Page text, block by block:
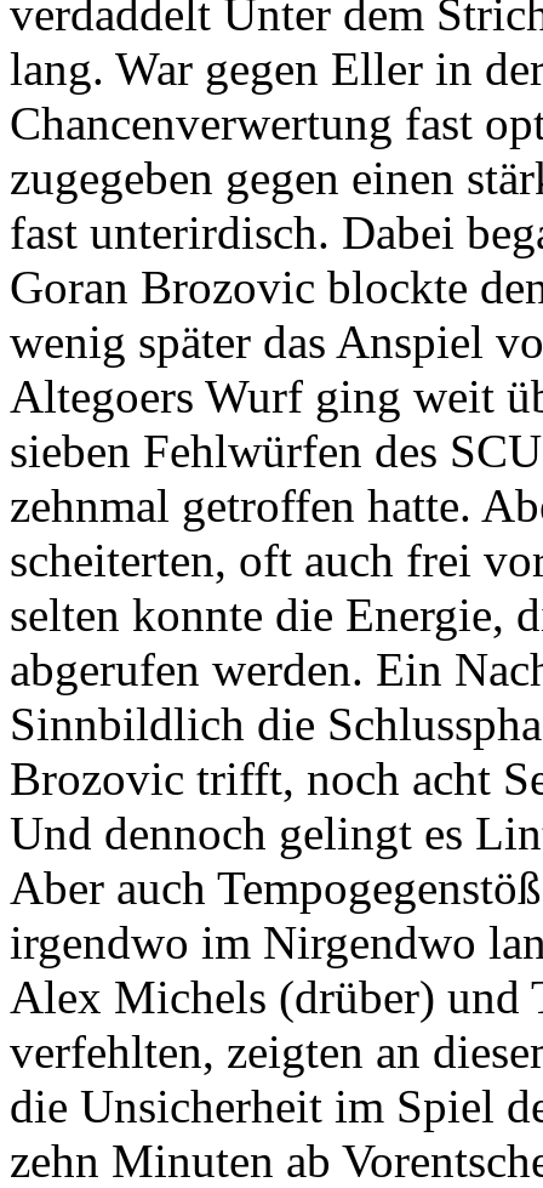
verdaddelt Unter dem
lang. War gegen Eller in
Chancenverwertung fast
zugegeben gegen einen
fast unterirdisch. Dabei
Goran Brozovic blockte
wenig später das Anspiel
Altegoers Wurf ging weit
sieben Fehlwürfen des
zehnmal getroffen hatte.
scheiterten, oft auch frei
selten konnte die Energie,
abgerufen werden. Ein
Sinnbildlich die
Brozovic trifft, noch acht
Und dennoch gelingt es
Aber auch
irgendwo im Nirgendwo
Alex Michels (drüber) und
verfehlten, zeigten an
die Unsicherheit im Spiel
zehn Minuten ab